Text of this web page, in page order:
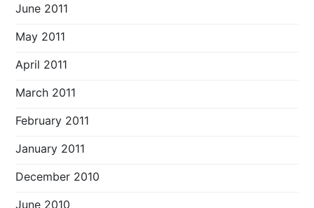
June 2011
May 2011
April 2011
March 2011
February 2011
January 2011
December 2010
June 2010